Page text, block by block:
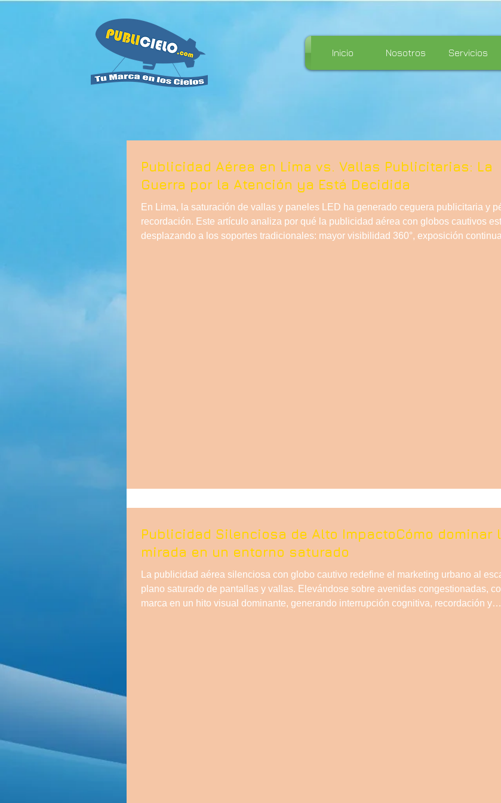
Inicio Nosotros Servicios
Publicidad Aérea en Lima vs. Vallas Publicitarias: La
Guerra por la Atención ya Está Decidida
En Lima, la saturación de vallas y paneles LED ha generado ceguera publicitaria y
recordación. Este artículo analiza por qué la publicidad aérea con globos cautivos
desplazando a los soportes tradicionales: mayor visibilidad 360°, exposición
Publicidad Silenciosa de Alto ImpactoCómo dominar
mirada en un entorno saturado
La publicidad aérea silenciosa con globo cautivo redefine el marketing urbano al
plano saturado de pantallas y vallas. Elevándose sobre avenidas congestionadas,
marca en un hito visual dominante, generando interrupción cognitiva, recordación y